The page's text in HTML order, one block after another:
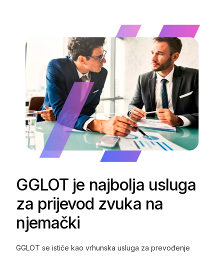
GGLOT je najbolja usluga
za prijevod zvuka na
njemački
GGLOT se ističe kao vrhunska usluga za prevođenje